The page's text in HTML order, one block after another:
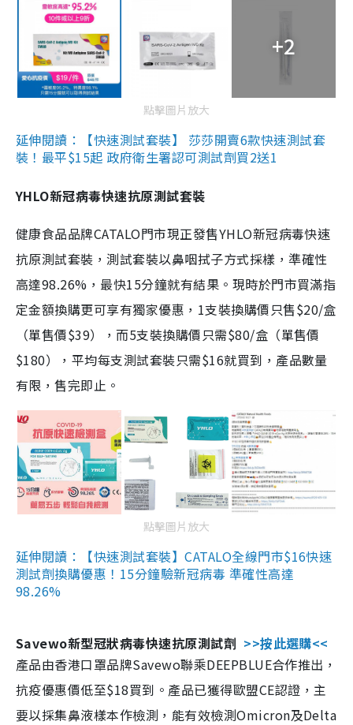
+2
點擊圖片放大
延伸閱讀：【快速測試套裝】 莎莎開賣6款快速測試套
裝！最平$15起 政府衛生署認可測試劑買2送1
YHLO新冠病毒快速抗原測試套裝
健康食品品牌CATALO門市現正發售YHLO新冠病毒快速
抗原測試套裝，測試套裝以鼻咽拭子方式採樣，準確性
高達98.26%，最快15分鐘就有結果。現時於門市買滿指
定金額換購更可享有獨家優惠，1支裝換購價只售$20/盒
（單售價$39），而5支裝換購價只需$80/盒（單售價
$180），平均每支測試套裝只需$16就買到，產品數量
有限，售完即止。
點擊圖片放大
延伸閱讀：【快速測試套裝】CATALO全線門市$16快速
測試劑換購優惠！15分鐘驗新冠病毒 準確性高達
98.26%
Savewo新型冠狀病毒快速抗原測試劑 >>按此選購<<
產品由香港口罩品牌Savewo聯乘DEEPBLUE合作推出，
抗疫優惠價低至$18買到。產品已獲得歐盟CE認證，主
要以採集鼻液樣本作檢測，能有效檢測Omicron及Delta